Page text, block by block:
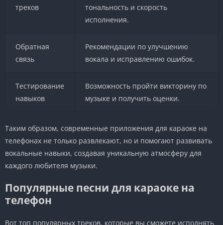
треков
тональность и скорость
исполнения.
Обратная
связь
Рекомендации по улучшению
вокала и исправлению ошибок.
Тестирование
навыков
Возможность пройти викторину по
музыке и получить оценки.
Таким образом, современные приложения для караоке на
телефонах не только развлекают, но и помогают развивать
вокальные навыки, создавая уникальную атмосферу для
каждого любителя музыки.
Популярные песни для караоке на
телефон
Вот топ популярных треков, которые вы сможете исполнять